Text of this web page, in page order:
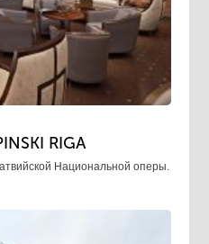
RIGA
Национальной оперы.